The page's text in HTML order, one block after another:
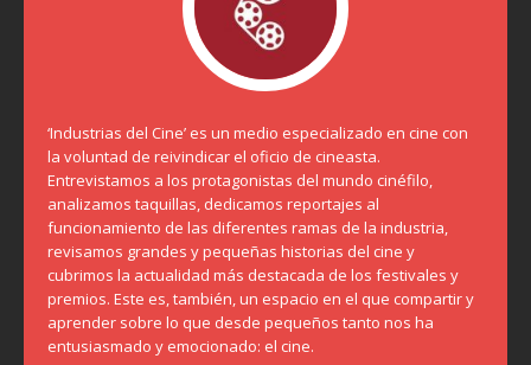
‘Industrias del Cine’ es un medio especializado en cine con
la voluntad de reivindicar el oficio de cineasta.
Entrevistamos a los protagonistas del mundo cinéfilo,
analizamos taquillas, dedicamos reportajes al
funcionamiento de las diferentes ramas de la industria,
revisamos grandes y pequeñas historias del cine y
cubrimos la actualidad más destacada de los festivales y
premios. Este es, también, un espacio en el que compartir y
aprender sobre lo que desde pequeños tanto nos ha
entusiasmado y emocionado: el cine.